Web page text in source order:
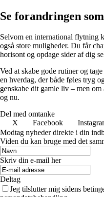
Se forandringen
Selvom en international flytning
også store muligheder. Du får
horisont og opdage sider af dig
Ved at skabe gode rutiner og
en hverdag, der både føles tryg
genskabe dit gamle liv – men
og nu.
Del med omtanke
X
Facebook
Modtag nyheder direkte i din
Viden du kan bruge med det
Skriv din e-mail her
Deltag
Jeg tilslutter mig sidens